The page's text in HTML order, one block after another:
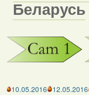
Беларусь
10.05.2016 12.05.2016